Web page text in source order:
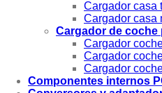
Cargador casa
Cargador casa
Cargador de coche
Cargador
Cargador
Cargador
Componentes internos